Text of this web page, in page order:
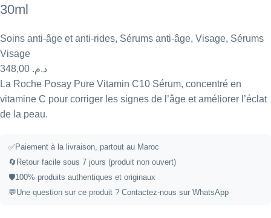
30ml
Soins anti-âge et anti-rides, Sérums anti-âge, Visage, Sérums
Visage
د.م.
La Roche Posay Pure Vitamin C10 Sérum, concentré en
vitamine C pour corriger les signes de l’âge et améliorer l’éclat
de la peau.
✅Paiement à la livraison, partout au Maroc
🔄 Retour facile sous 7 jours (produit non ouvert)
🛡️100% produits authentiques et originaux
💬Une question sur ce produit ? Contactez-nous sur WhatsApp